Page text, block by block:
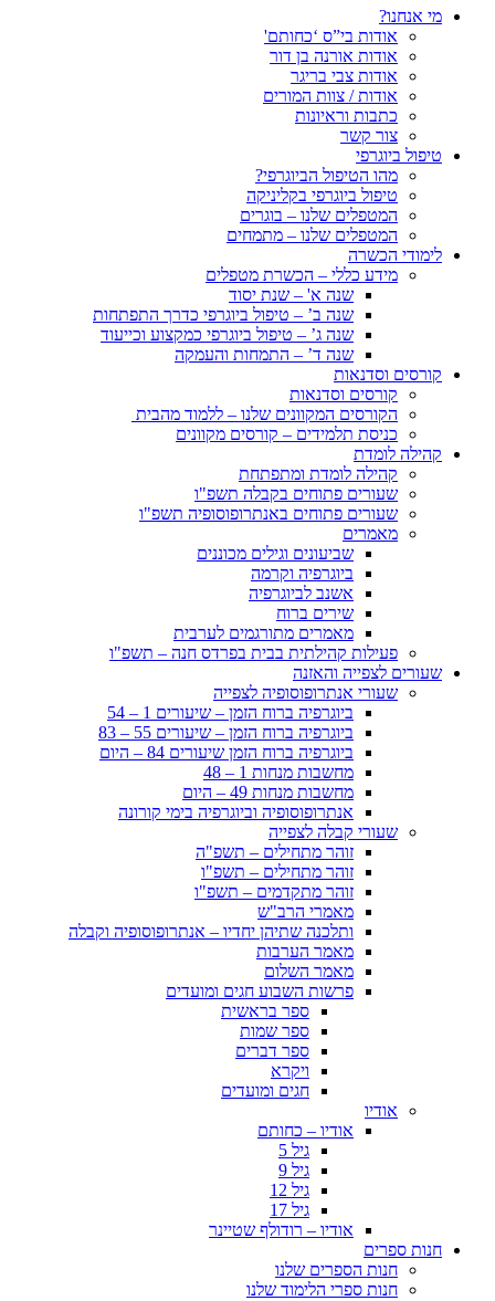
מי אנחנו?
אודות בי”ס ‘כחותם'
אודות אורנה בן דור
אודות צבי בריגר
אודות / צוות המורים
כתבות וראיונות
צור קשר
טיפול ביוגרפי
מהו הטיפול הביוגרפי?
טיפול ביוגרפי בקליניקה
המטפלים שלנו – בוגרים
המטפלים שלנו – מתמחים
לימודי הכשרה
מידע כללי – הכשרת מטפלים
שנה א' – שנת יסוד
שנה ב’ – טיפול ביוגרפי כדרך התפתחות
שנה ג’ – טיפול ביוגרפי כמקצוע וכייעוד
שנה ד’ – התמחות והעמקה
קורסים וסדנאות
קורסים וסדנאות
הקורסים המקוונים שלנו – ללמוד מהבית
כניסת תלמידים – קורסים מקוונים
קהילה לומדת
קהילה לומדת ומתפתחת
שעורים פתוחים בקבלה תשפ"ו
שעורים פתוחים באנתרופוסופיה תשפ"ו
מאמרים
שביעונים וגילים מכוננים
ביוגרפיה וקרמה
אשנב לביוגרפיה
שירים ברוח
מאמרים מתורגמים לערבית
פעילות קהילתית בבית בפרדס חנה – תשפ"ו
שעורים לצפייה והאזנה
שעורי אנתרופוסופיה לצפייה
ביוגרפיה ברוח הזמן – שיעורים 1 – 54
ביוגרפיה ברוח הזמן – שיעורים 55 – 83
ביוגרפיה ברוח הזמן שיעורים 84 – היום
מחשבות מנחות 1 – 48
מחשבות מנחות 49 – היום
אנתרופוסופיה וביוגרפיה בימי קורונה
שעורי קבלה לצפייה
זוהר מתחילים – תשפ"ה
זוהר מתחילים – תשפ"ו
זוהר מתקדמים – תשפ"ו
מאמרי הרב"ש
ותלכנה שתיהן יחדיו – אנתרופוסופיה וקבלה
מאמר הערבות
מאמר השלום
פרשות השבוע חגים ומועדים
ספר בראשית
ספר שמות
ספר דברים
ויקרא
חגים ומועדים
אודיו
אודיו – כחותם
גיל 5
גיל 9
גיל 12
גיל 17
אודיו – רודולף שטיינר
חנות ספרים
חנות הספרים שלנו
חנות ספרי הלימוד שלנו